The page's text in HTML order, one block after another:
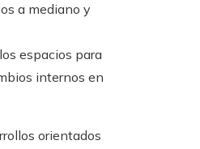
a mediano y
espacios para
internos en
orientados